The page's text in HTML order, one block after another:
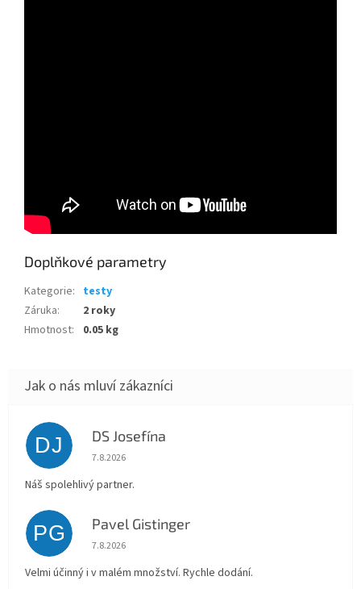
Doplňkové parametry
Kategorie: testy
Záruka:
2 roky
Hmotnost: 0.05 kg
DJ DS Josefína
Hodnocení obchodu je 5 z 5 hvězdiček.
7.8.2026
Náš spolehlivý partner.
PG Pavel Gistinger
Hodnocení obchodu je 5 z 5 hvězdiček.
7.8.2026
Velmi účinný i v malém množství. Rychle dodání.